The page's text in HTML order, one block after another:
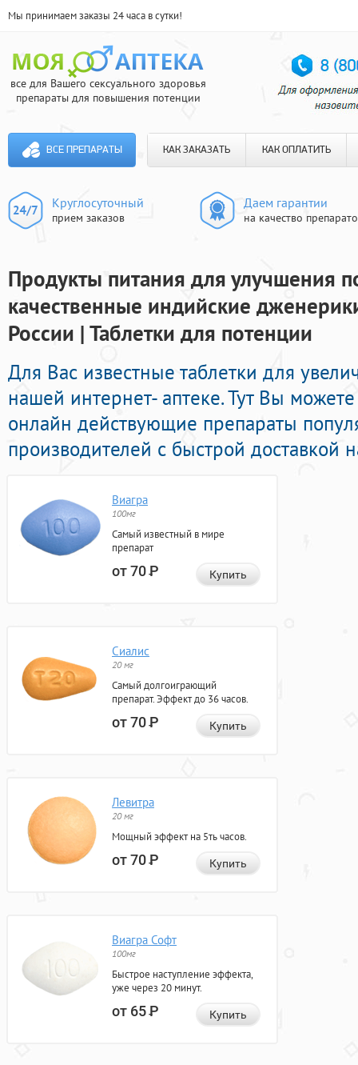
Мы принимаем заказы 24 часа в сутки!
все для Вашего сексуального здоровья
препараты для повышения потенции
ВСЕ ПРЕПАРАТЫ КАК ЗАКАЗАТЬ КАК ОПЛАТИТЬ
Круглосуточный
прием заказов
Даем гарантии
на качество
Продукты питания для улучшения
качественные индийские
России | Таблетки для потенции
Для Вас известные таблетки для
нашей интернет- аптеке. Тут Вы
онлайн действующие препараты
производителей с быстрой доставкой
Виагра
100мг
Самый известный в мире
препарат
от 70Р Купить
Сиалис
20 мг
Самый долгоиграющий
препарат. Эффект до 36 часов.
от 70Р Купить
Левитра
20 мг
Мощный эффект на 5ть часов.
от 70Р Купить
Виагра Софт
100мг
Быстрое наступление эффекта,
уже через 20 минут.
от 65Р Купить